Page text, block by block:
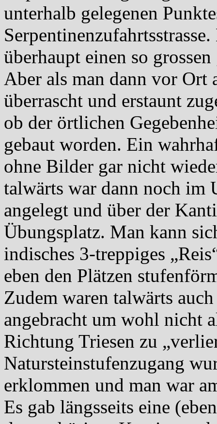
unterhalb gelegenen
überhaupt einen so
Aber als man dann vor Ort
überrascht und erstaunt
ob der örtlichen
gebaut worden. Ein
ohne Bilder gar nicht
talwärts war dann noch im
angelegt und über der
Übungsplatz. Man kann
indisches 3-treppiges
eben den Plätzen
Zudem waren talwärts
angebracht um wohl nicht
Richtung Triesen zu
Natursteinstufenzugang
erklommen und man war
Es gab längsseits eine